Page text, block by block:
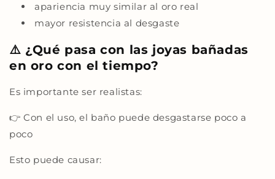
apariencia muy similar al oro real
mayor resistencia al desgaste
⚠️ ¿Qué pasa con las joyas bañadas
en oro con el tiempo?
Es importante ser realistas:
👉 Con el uso, el baño puede desgastarse poco a
poco
Esto puede causar: